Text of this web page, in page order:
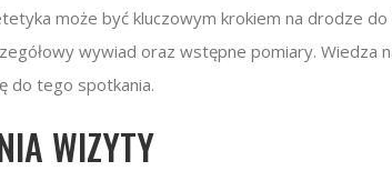
może być kluczowym krokiem na drodze
wywiad oraz wstępne pomiary. Wiedza
do tego spotkania.
WIZYTY